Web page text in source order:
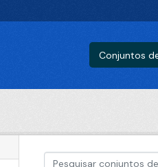
Conjuntos